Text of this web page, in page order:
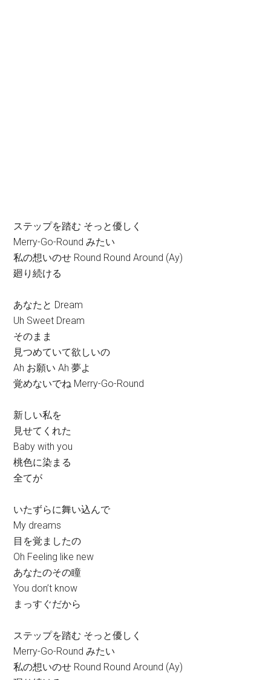
ステップを踏む そっと優しく
Merry-Go-Round みたい
私の想いのせ Round Round Around (Ay)
廻り続ける
あなたと Dream
Uh Sweet Dream
そのまま
見つめていて欲しいの
Ah お願い Ah 夢よ
覚めないでね Merry-Go-Round
新しい私を
見せてくれた
Baby with you
桃色に染まる
全てが
いたずらに舞い込んで
My dreams
目を覚ましたの
Oh Feeling like new
あなたのその瞳
You don’t know
まっすぐだから
ステップを踏む そっと優しく
Merry-Go-Round みたい
私の想いのせ Round Round Around (Ay)